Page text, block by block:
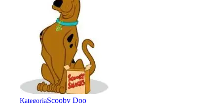
KategoriaScooby Doo